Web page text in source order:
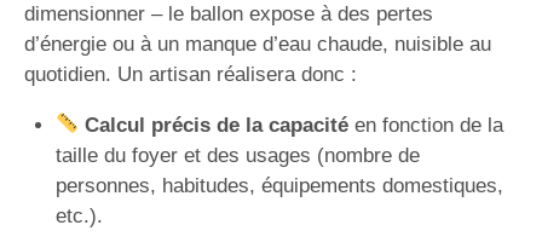
dimensionner – le ballon expose à des pertes
d’énergie ou à un manque d’eau chaude, nuisible au
quotidien. Un artisan réalisera donc :
Calcul précis de la capacitéen fonction de la
taille du foyer et des usages (nombre de
personnes, habitudes, équipements domestiques,
etc.).